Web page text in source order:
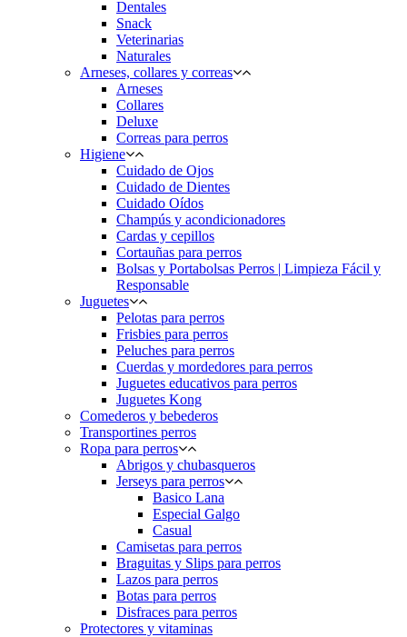
Dentales
Snack
Veterinarias
Naturales
Arneses, collares y correas
Arneses
Collares
Deluxe
Correas para perros
Higiene
Cuidado de Ojos
Cuidado de Dientes
Cuidado Oídos
Champús y acondicionadores
Cardas y cepillos
Cortauñas para perros
Bolsas y Portabolsas Perros | Limpieza Fácil y
Responsable
Juguetes
Pelotas para perros
Frisbies para perros
Peluches para perros
Cuerdas y mordedores para perros
Juguetes educativos para perros
Juguetes Kong
Comederos y bebederos
Transportines perros
Ropa para perros
Abrigos y chubasqueros
Jerseys para perros
Basico Lana
Especial Galgo
Casual
Camisetas para perros
Braguitas y Slips para perros
Lazos para perros
Botas para perros
Disfraces para perros
Protectores y vitaminas